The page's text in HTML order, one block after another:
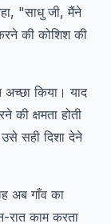
"साधु जी, मैंने
की कोशिश की
किया। याद
क्षमता होती
सही दिशा देने
अब गाँव का
रात काम करता